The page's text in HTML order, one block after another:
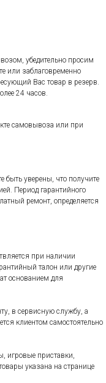
убедительно просим
или заблаговременно
Вас товар в резерв.
24 часов.
самовывоза или при
быть уверены, что получите
Период гарантийного
ремонт, определяется
при наличии
талон или другие
основанием для
в сервисную службу, а
клиентом самостоятельно
игровые приставки,
указана на странице